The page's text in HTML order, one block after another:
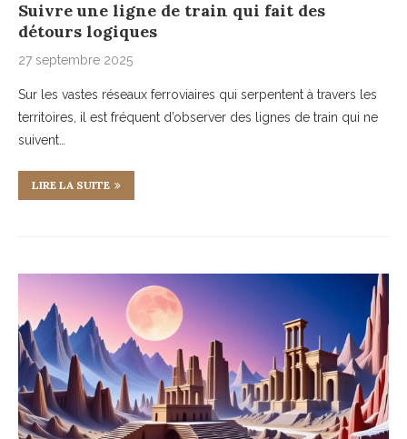
Suivre une ligne de train qui fait des
détours logiques
27 septembre 2025
Sur les vastes réseaux ferroviaires qui serpentent à travers les
territoires, il est fréquent d’observer des lignes de train qui ne
suivent…
LIRE LA SUITE